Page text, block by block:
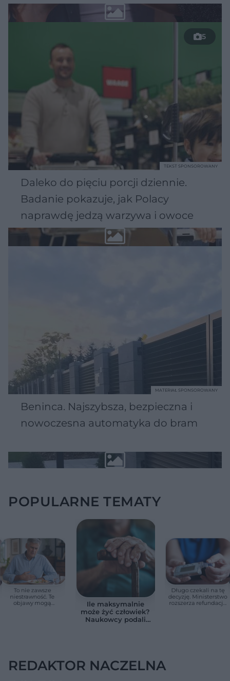
5
Daleko do pięciu porcji dziennie.
Badanie pokazuje, jak Polacy
naprawdę jedzą warzywa i owoce
TEKST SPONSOROWANY
Beninca. Najszybsza, bezpieczna i
nowoczesna automatyka do bram
MATERIAŁ SPONSOROWANY
POPULARNE TEMATY
To nie zawsze
niestrawność. Te
objawy mogą
Ile maksymalnie
może żyć człowiek?
Naukowcy podali
Długo czekali na tę
decyzję. Ministerstwo
rozszerza refundację
REDAKTOR NACZELNA